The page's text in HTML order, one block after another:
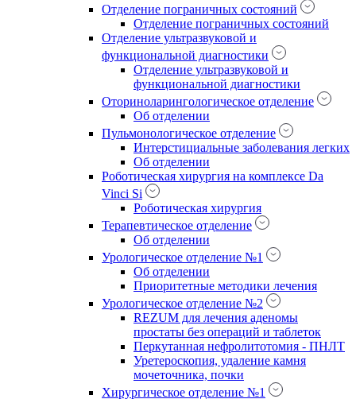
Отделение пограничных состояний
Отделение пограничных состояний
Отделение ультразвуковой и
функциональной диагностики
Отделение ультразвуковой и
функциональной диагностики
Оториноларингологическое отделение
Об отделении
Пульмонологическое отделение
Интерстициальные заболевания легких
Об отделении
Роботическая хирургия на комплексе Da
Vinci Si
Роботическая хирургия
Терапевтическое отделение
Об отделении
Урологическое отделение №1
Об отделении
Приоритетные методики лечения
Урологическое отделение №2
REZUM для лечения аденомы
простаты без операций и таблеток
Перкутанная нефролитотомия - ПНЛТ
Уретероскопия, удаление камня
мочеточника, почки
Хирургическое отделение №1